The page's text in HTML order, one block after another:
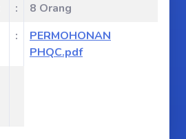
:
8 Orang
:
PERMOHONAN
PHQC.pdf